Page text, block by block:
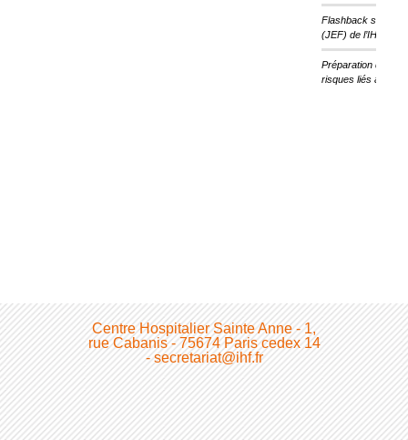
Flashback sur les
(JEF) de l’IHF
Préparation des
risques liés au
Centre Hospitalier Sainte Anne - 1,
rue Cabanis - 75674 Paris cedex 14
- secretariat@ihf.fr